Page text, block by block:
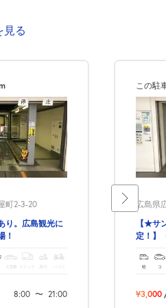
見る
町2-3-20
り。広島観光に
！
大型車 トラック バイク
8:00 〜 21:00
この駐
広島県
【★サ
定！】
軽 コ
¥3,000